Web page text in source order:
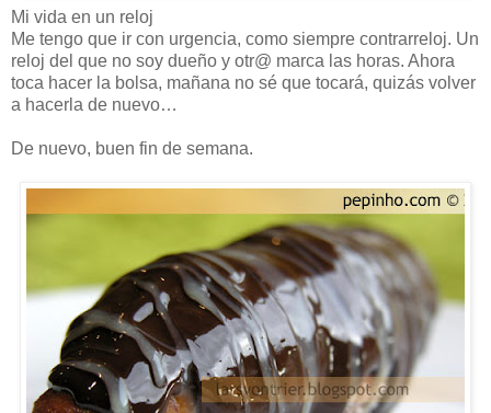
Mi vida en un reloj
Me tengo que ir con urgencia, como siempre contrarreloj. Un
reloj del que no soy dueño y otr@ marca las horas. Ahora
toca hacer la bolsa, mañana no sé que tocará, quizás volver
a hacerla de nuevo…
De nuevo, buen fin de semana.